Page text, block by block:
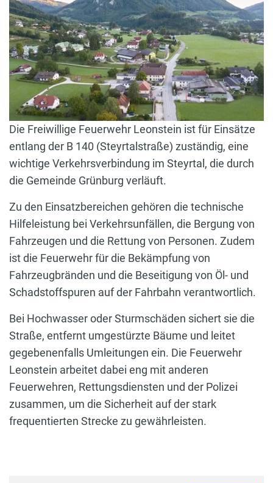
Die Freiwillige Feuerwehr Leonstein ist für Einsätze
entlang der B 140 (Steyrtalstraße) zuständig, eine
wichtige Verkehrsverbindung im Steyrtal, die durch
die Gemeinde Grünburg verläuft.
Zu den Einsatzbereichen gehören die technische
Hilfeleistung bei Verkehrsunfällen, die Bergung von
Fahrzeugen und die Rettung von Personen. Zudem
ist die Feuerwehr für die Bekämpfung von
Fahrzeugbränden und die Beseitigung von Öl- und
Schadstoffspuren auf der Fahrbahn verantwortlich.
Bei Hochwasser oder Sturmschäden sichert sie die
Straße, entfernt umgestürzte Bäume und leitet
gegebenenfalls Umleitungen ein. Die Feuerwehr
Leonstein arbeitet dabei eng mit anderen
Feuerwehren, Rettungsdiensten und der Polizei
zusammen, um die Sicherheit auf der stark
frequentierten Strecke zu gewährleisten.